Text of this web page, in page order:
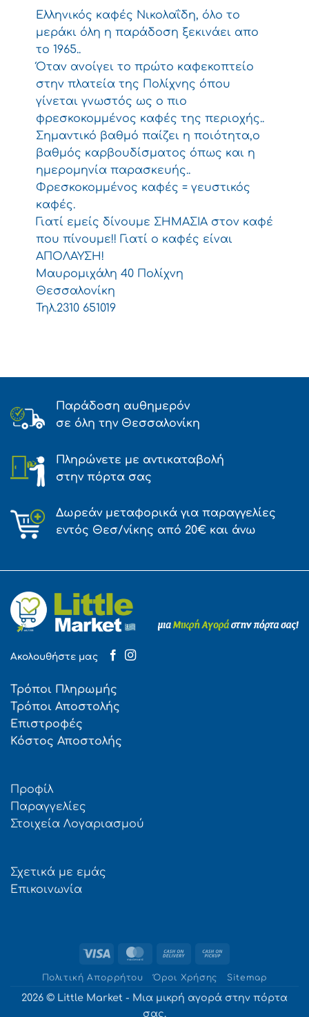
Ελληνικός καφές Νικολαΐδη, όλο το
μεράκι όλη η παράδοση ξεκινάει απο
το 1965..
Όταν ανοίγει το πρώτο καφεκοπτείο
στην πλατεία της Πολίχνης όπου
γίνεται γνωστός ως ο πιο
φρεσκοκομμένος καφές της περιοχής..
Σημαντικό βαθμό παίζει η ποιότητα,ο
βαθμός καρβουδίσματος όπως και η
ημερομηνία παρασκευής..
Φρεσκοκομμένος καφές = γευστικός
καφές.
Γιατί εμείς δίνουμε ΣΗΜΑΣΙΑ στον καφέ
που πίνουμε!! Γιατί ο καφές είναι
ΑΠΟΛΑΥΣΗ!
Μαυρομιχάλη 40 Πολίχνη
Θεσσαλονίκη
Τηλ.2310 651019
Παράδοση αυθημερόν
σε όλη την Θεσσαλονίκη
Πληρώνετε με αντικαταβολή
στην πόρτα σας
Δωρεάν μεταφορικά για παραγγελίες
εντός Θεσ/νίκης από 20€ και άνω
Ακολουθήστε μας
Τρόποι Πληρωμής
Τρόποι Αποστολής
Επιστροφές
Κόστος Αποστολής
Προφίλ
Παραγγελίες
Στοιχεία Λογαριασμού
Σχετικά με εμάς
Επικοινωνία
Visa MasterCard
Cash
DeliveryPickup
Πολιτική Απορρήτου Όροι Χρήσης Sitemap
2026 © Little Market - Μια μικρή αγορά στην πόρτα
σας.